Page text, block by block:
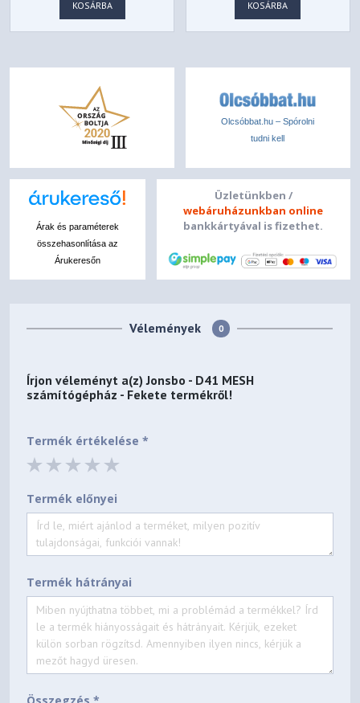
KOSÁRBA KOSÁRBA
Olcsóbbat.hu – Spórolni
tudni kell
Árak és paraméterek
összehasonlítása az
Árukeresőn
Üzletünkben /
webáruházunkban online
bankkártyával is fizethet.
Vélemények 0
Írjon véleményt a(z)Jonsbo - D41 MESH
számítógépház - Fekete termékről!
Termék értékelése *
Termék előnyei
Termék hátrányai